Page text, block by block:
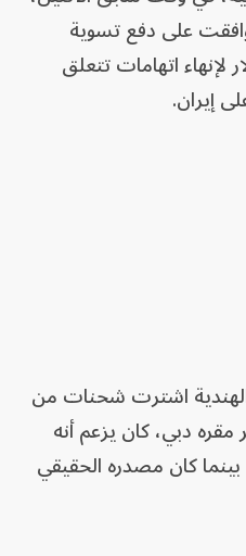
وافقت على دفع تسوية
دولار لإنهاء اتهامات تتعلق
إيران.
الهندية اشترت شحنات من
دبي، كان يزعم أنه
كان مصدره الحقيقي